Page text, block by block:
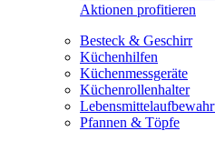
Aktionen profitieren
Besteck & Geschirr
Küchenhilfen
Küchenmessgeräte
Küchenrollenhalter
Pfannen & Töpfe